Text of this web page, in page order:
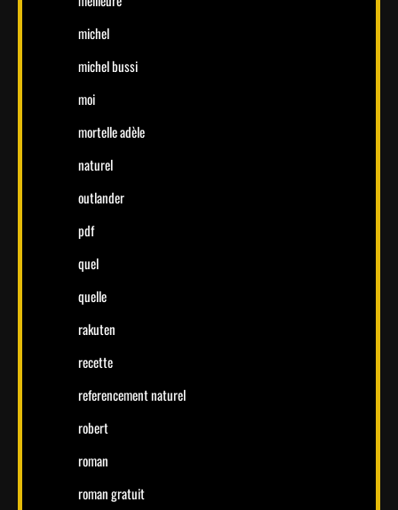
michel
michel bussi
moi
mortelle adèle
naturel
outlander
pdf
quel
quelle
rakuten
recette
referencement naturel
robert
roman
roman gratuit